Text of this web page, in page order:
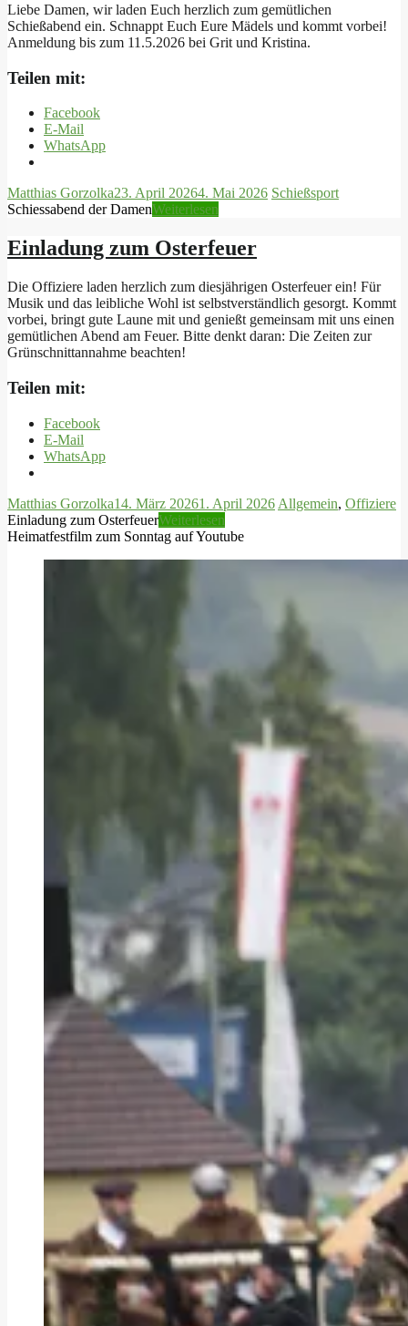
Liebe Damen, wir laden Euch herzlich zum gemütlichen
Schießabend ein. Schnappt Euch Eure Mädels und kommt vorbei!
Anmeldung bis zum 11.5.2026 bei Grit und Kristina.
Teilen mit:
Facebook
E-Mail
WhatsApp
Matthias Gorzolka23. April 20264. Mai 2026 Schießsport
Schiessabend der DamenWeiterlesen
Einladung zum Osterfeuer
Die Offiziere laden herzlich zum diesjährigen Osterfeuer ein! Für
Musik und das leibliche Wohl ist selbstverständlich gesorgt. Kommt
vorbei, bringt gute Laune mit und genießt gemeinsam mit uns einen
gemütlichen Abend am Feuer. Bitte denkt daran: Die Zeiten zur
Grünschnittannahme beachten!
Teilen mit:
Facebook
E-Mail
WhatsApp
Matthias Gorzolka14. März 20261. April 2026 Allgemein, Offiziere
Einladung zum OsterfeuerWeiterlesen
Heimatfestfilm zum Sonntag auf Youtube